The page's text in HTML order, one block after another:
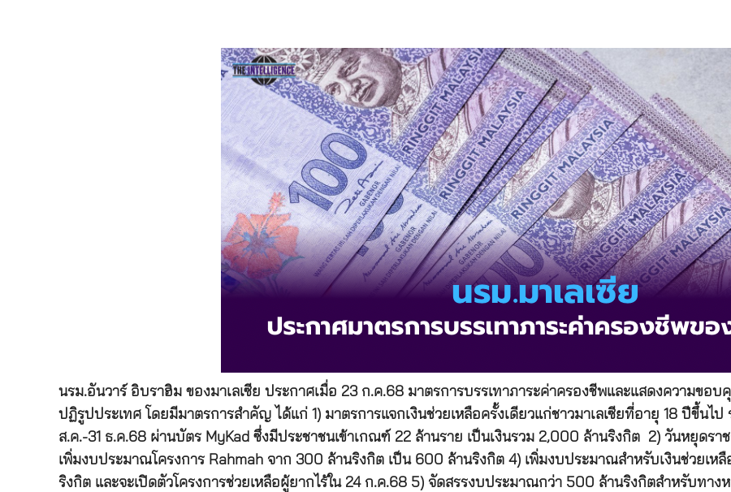
นรม.อันวาร์ อิบราฮิม ของมาเลเซีย ประกาศเมื่อ 23 ก.ค.68 มาตรการบรรเทาภาระค่าครองชีพและแสดงความขอ
ปฏิรูปประเทศ โดยมีมาตรการสำคัญ ได้แก่ 1) มาตรการแจกเงินช่วยเหลือครั้งเดียวแก่ชาวมาเลเซียที่อายุ 18 ปีขึ้นไ
ส.ค.-31 ธ.ค.68 ผ่านบัตร MyKad ซึ่งมีประชาชนเข้าเกณฑ์ 22 ล้านราย เป็นเงินรวม 2,000 ล้านริงกิต 2) วันหยุดราช
เพิ่มงบประมาณโครงการ Rahmah จาก 300 ล้านริงกิต เป็น 600 ล้านริงกิต 4) เพิ่มงบประมาณสำหรับเงินช่วยเ
ริงกิต และจะเปิดตัวโครงการช่วยเหลือผู้ยากไร้ใน 24 ก.ค.68 5) จัดสรรงบประมาณกว่า 500 ล้านริงกิตสำหรับทาง